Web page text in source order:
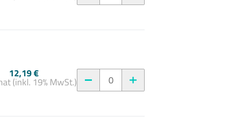
12,19 €
(inkl. 19% MwSt.) 0